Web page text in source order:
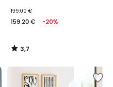
199.00 €
159.20 € -20%
3,7
/